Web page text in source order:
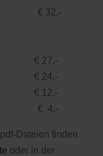
€ 32,-
27,-
24,-
12,-
€ 4,-
Dateien finden
oder in der